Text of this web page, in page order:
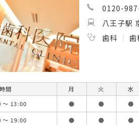
0120-
八王子駅
歯科
歯
時間 月 火 水
～ 13:00
● ● ●
～ 19:00
● ● ●